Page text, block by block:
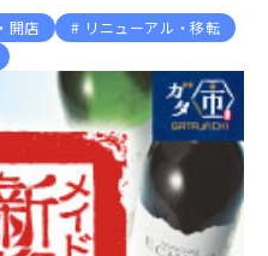
開店
リニューアル・移転